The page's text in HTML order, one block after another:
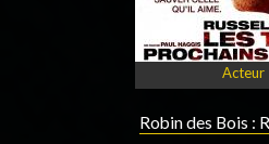
Acteur
Robin des Bois :